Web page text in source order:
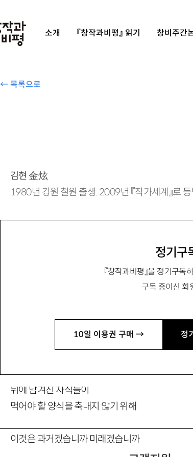
소개 『창작과비평』 읽기 창비주간
← 목록으로
정기구
『창작과비평』을 정기구
구독 중이신 회
10일 이용권 구매 → 정
김현 金炫
1980년 강원 철원 출생. 2009년 『작가세계』로 등
뒤에 남겨진 자식들이
먹어야 할 양식을 축내지 않기 위해
이것은 과거겠습니까 미래겠습니까